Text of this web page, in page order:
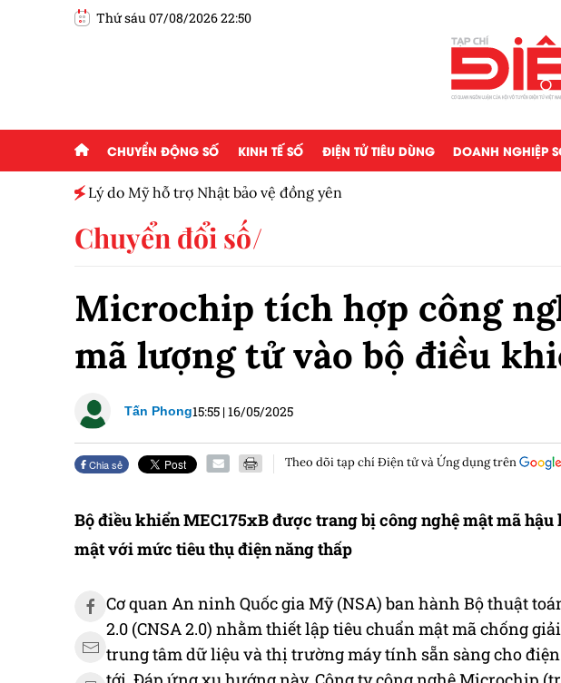
Thứ sáu 07/08/2026 22:50
CHUYỂN ĐỘNG SỐ KINH TẾ SỐ ĐIỆN TỬ TIÊU DÙNG DOANH NGHIỆP
Lý do Mỹ hỗ trợ Nhật bảo vệ đồng yên
Chuyển đổi số
Microchip tích hợp công
mã lượng tử vào bộ điều
Tấn Phong15:55 |16/05/2025
Chia sẻ Theo dõi tạp chí Điện tử và Ứng dụng trên
Bộ điều khiển MEC175xB được trang bị công nghệ mật mã
mật với mức tiêu thụ điện năng thấp
Cơ quan An ninh Quốc gia Mỹ (NSA) ban hành Bộ thuật
2.0 (CNSA 2.0) nhằm thiết lập tiêu chuẩn mật mã chống
trung tâm dữ liệu và thị trường máy tính sẵn sàng cho